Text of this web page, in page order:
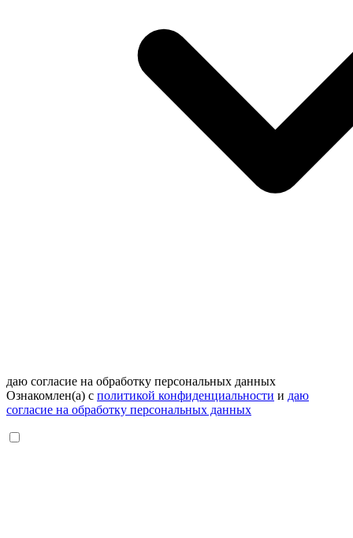
даю согласие на обработку персональных данных
Ознакомлен(а) с политикой конфиденциальности и даю
согласие на обработку персональных данных